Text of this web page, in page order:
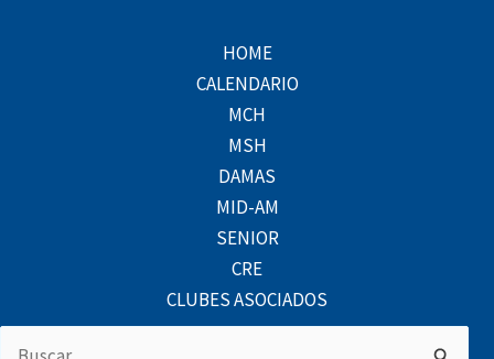
HOME
CALENDARIO
MCH
MSH
DAMAS
MID-AM
SENIOR
CRE
CLUBES ASOCIADOS